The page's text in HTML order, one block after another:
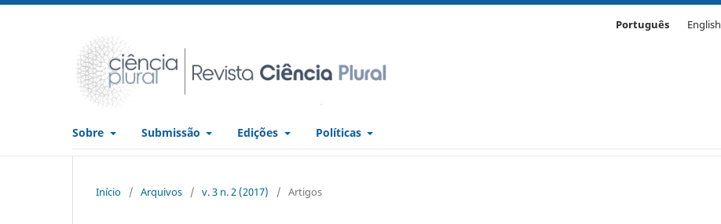
Sobre Submissão Edições Políticas
Português English
Início / Arquivos / v. 3 n. 2 (2017) / Artigos